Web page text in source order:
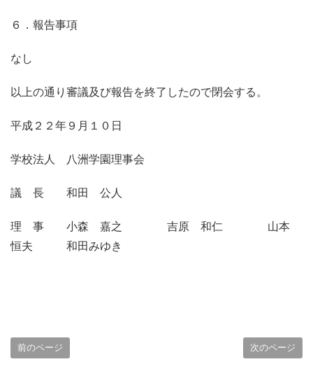
６．報告事項
なし
以上の通り審議及び報告を終了したので閉会する。
平成２２年９月１０日
学校法人 八洲学園理事会
議 長 和田 公人
理 事 小森 嘉之 吉原 和仁 山本
恒夫 和田みゆき
前のページ 次のページ